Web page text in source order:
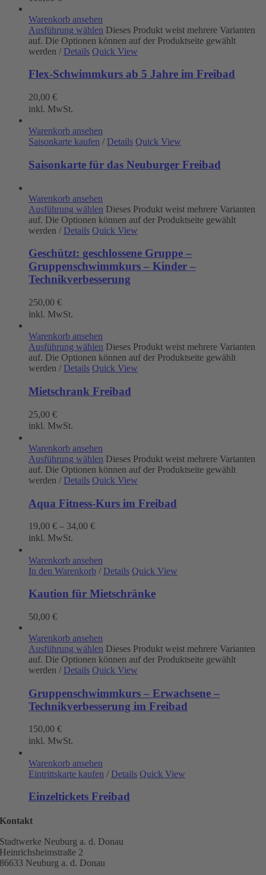
Warenkorb ansehen
Ausführung wählen Dieses Produkt weist mehrere Varianten
auf. Die Optionen können auf der Produktseite gewählt
werden / Details Quick View
Flex-Schwimmkurs ab 5 Jahre im Freibad
20,00 €
inkl. MwSt.
Warenkorb ansehen
Saisonkarte kaufen / Details Quick View
Saisonkarte für das Neuburger Freibad
Warenkorb ansehen
Ausführung wählen Dieses Produkt weist mehrere Varianten
auf. Die Optionen können auf der Produktseite gewählt
werden / Details Quick View
Geschützt: geschlossene Gruppe –
Gruppenschwimmkurs – Kinder –
Technikverbesserung
250,00 €
inkl. MwSt.
Warenkorb ansehen
Ausführung wählen Dieses Produkt weist mehrere Varianten
auf. Die Optionen können auf der Produktseite gewählt
werden / Details Quick View
Mietschrank Freibad
25,00 €
inkl. MwSt.
Warenkorb ansehen
Ausführung wählen Dieses Produkt weist mehrere Varianten
auf. Die Optionen können auf der Produktseite gewählt
werden / Details Quick View
Aqua Fitness-Kurs im Freibad
19,00 € – 34,00 €
inkl. MwSt.
Warenkorb ansehen
In den Warenkorb / Details Quick View
Kaution für Mietschränke
50,00 €
Warenkorb ansehen
Ausführung wählen Dieses Produkt weist mehrere Varianten
auf. Die Optionen können auf der Produktseite gewählt
werden / Details Quick View
Gruppenschwimmkurs – Erwachsene –
Technikverbesserung im Freibad
150,00 €
inkl. MwSt.
Warenkorb ansehen
Eintrittskarte kaufen / Details Quick View
Einzeltickets Freibad
Kontakt
Stadtwerke Neuburg a. d. Donau
Heinrichsheimstraße 2
86633 Neuburg a. d. Donau